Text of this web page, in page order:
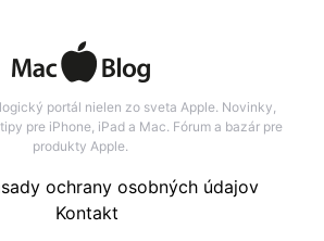
portál nielen zo sveta Apple. Novinky,
pre iPhone, iPad a Mac. Fórum a bazár pre
produkty Apple.
ochrany osobných údajov
Kontakt